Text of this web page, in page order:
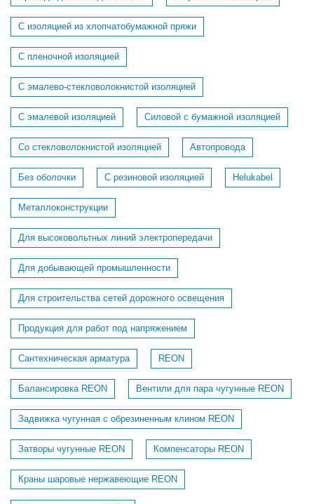
С изоляцией из хлопчатобумажной пряжи
С пленочной изоляцией
С эмалево-стекловолокнистой изоляцией
С эмалевой изоляцией Силовой с бумажной изоляцией
Со стекловолокнистой изоляцией Автопровода
Без оболочки С резиновой изоляцией Helukabel
Металлоконструкции
Для высоковольтных линий электропередачи
Для добывающей промышленности
Для строительства сетей дорожного освещения
Продукция для работ под напряжением
Сантехническая арматура REON
Балансировка REON Вентили для пара чугунные REON
Задвижка чугунная с обрезиненным клином REON
Затворы чугунные REON Компенсаторы REON
Краны шаровые нержавеющие REON